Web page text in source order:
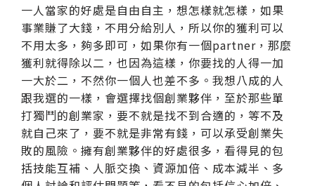
一人當家的好處是自由自主，想怎樣就怎樣，如果
事業賺了大錢，不用分給別人，所以你的獲利可以
不用太多，夠多即可，如果你有一個partner，那麼
獲利就得除以二，也因為這樣，你要找的人得一加
一大於二，不然你一個人也差不多。我想八成的人
跟我選的一樣，會選擇找個創業夥伴，至於那些單
打獨鬥的創業家，要不就是找不到合適的，等不及
就自己來了，要不就是非常有錢，可以承受創業失
敗的風險。擁有創業夥伴的好處很多，看得見的包
括技能互補、人脈交換、資源加倍、成本減半、多